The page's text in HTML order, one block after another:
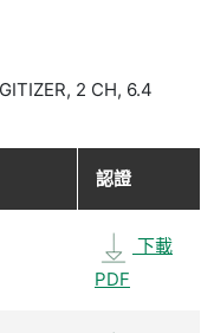
2 CH, 6.4
認證
下載
PDF